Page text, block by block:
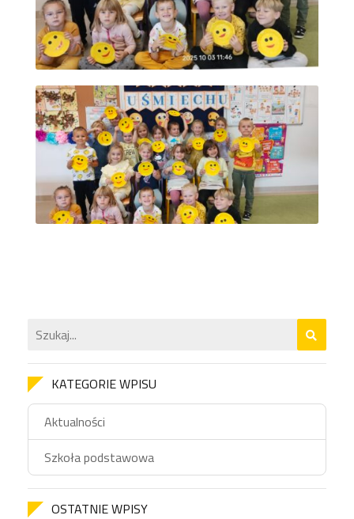
KATEGORIE WPISU
Aktualności
Szkoła podstawowa
OSTATNIE WPISY